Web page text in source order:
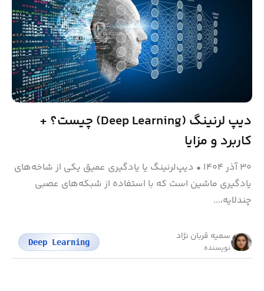
دیپ لرنینگ (Deep Learning) چیست؟ +
کاربرد و مزایا
۳۰ آذر ۱۴۰۴ • دیپ‌لرنینگ یا یادگیری عمیق یکی از شاخه‌های
یادگیری ماشین است که با استفاده از شبکه‌های عصبی
چندلایه،...
سمیه قربان نژاد
نویسنده
Deep Learning